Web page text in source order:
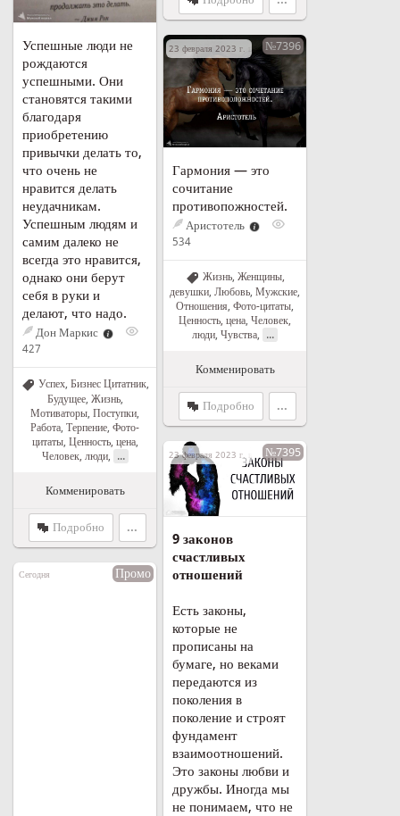
Успешные люди не
рождаются
успешными. Они
становятся такими
благодаря
приобретению
привычки делать то,
что очень не
нравится делать
неудачникам.
Успешным людям и
самим далеко не
всегда это нравится,
однако они берут
себя в руки и
делают, что надо.
Дон Маркис
427
Успех, Бизнес Цитатник,
Будущее, Жизнь,
Мотиваторы, Поступки,
Работа, Терпение, Фото-
цитаты, Ценность, цена,
Человек, люди, ...
Комменировать
Подробно ...
23 февраля 2023 г. в 18:12№7396
Гармония — это
сочитание
противопожностей.
Аристотель
534
Жизнь, Женщины,
девушки, Любовь, Мужские,
Отношения, Фото-цитаты,
Ценность, цена, Человек,
люди, Чувства, ...
Комменировать
Подробно ...
23 февраля 2023 г. в 16:27№7395
9 законов
счастливых
отношений
Есть законы,
которые не
прописаны на
бумаге, но веками
передаются из
поколения в
поколение и строят
фундамент
взаимоотношений.
Это законы любви и
дружбы. Иногда мы
не понимаем, что не
Сегодня Промо